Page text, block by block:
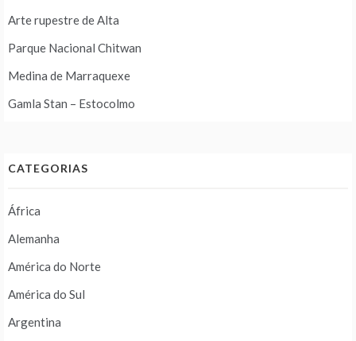
Arte rupestre de Alta
Parque Nacional Chitwan
Medina de Marraquexe
Gamla Stan – Estocolmo
CATEGORIAS
África
Alemanha
América do Norte
América do Sul
Argentina